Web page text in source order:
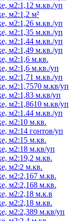
м2:1,12 м.кв./уп
м2:1,2 м²
м2:1,26 м.кв./уп
м2:1,35 м.кв./уп
м2:1,44 м.кв./уп
м2:1,49 м.кв./уп
м2:1,6 м.кв.
м2:1,6 м.кв./уп
м2:1,71 м.кв./уп
м2:1,7570 м.кв/уп
м2:1,83 м.кв/уп
м2:1,8610 м.кв/уп
м2:1.44 м.кв./уп
м2:10 м.кв.
м2:14 гонтов/уп
м2:15 м.кв.
м2:18 м.кв/уп
м2:19,2 м.кв.
м2:2 м.кв.
м2:2,167 м.кв.
м2:2,168 м.кв.
м2:2,18 м.к.в
м2:2,18 м.кв.
м2:2,389 м.кв/уп